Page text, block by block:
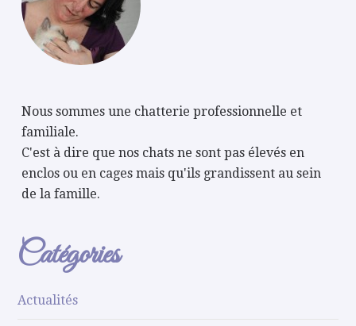
Nous sommes une chatterie professionnelle et
familiale.
C'est à dire que nos chats ne sont pas élevés en
enclos ou en cages mais qu'ils grandissent au sein
de la famille.
Catégories
Actualités